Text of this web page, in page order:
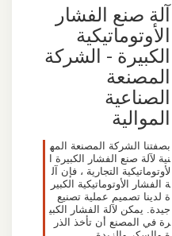
آلة صنع الفشار
الأوتوماتيكية
الكبيرة - الشركة
المصنعة
الصناعية
الموالية
بصفتنا الشركة المصنعة المه
نية لآلة صنع الفشار الكبيرة ا
لأوتوماتيكية التجارية ، فإن آل
ة الفشار الأوتوماتيكية الكبير
ة لدينا تصميم عملية تصنيع
جيدة. يمكن لآلة الفشار الكبي
رة في المصنع أن تأخذ الذر